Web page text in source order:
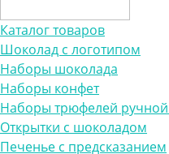
Каталог товаров
Шоколад с логотипом
Наборы шоколада
Наборы конфет
Наборы трюфелей
Открытки с шоколадом
Печенье с предсказанием